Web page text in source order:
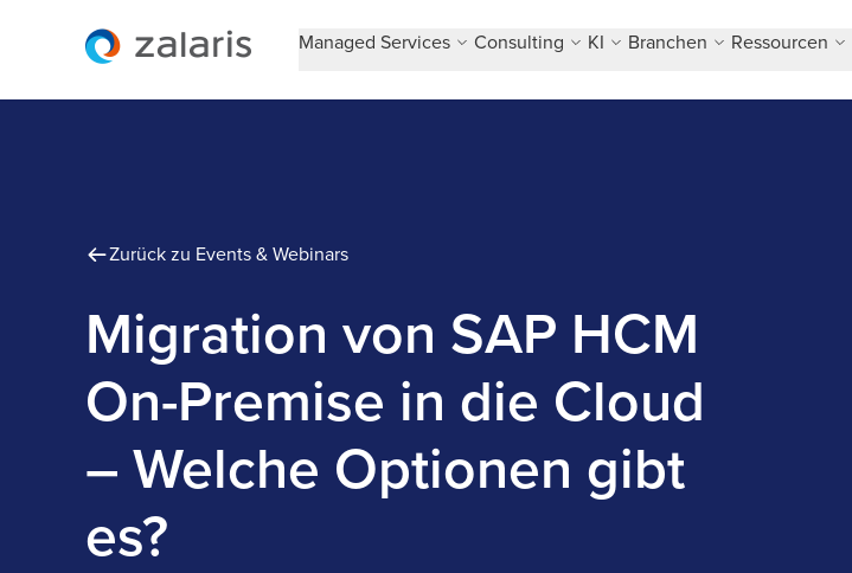
Managed Services Consulting KI Branchen Ressourcen
Zurück zu Events & Webinars
Migration von SAP HCM
On-Premise in die Cloud
– Welche Optionen gibt
es?